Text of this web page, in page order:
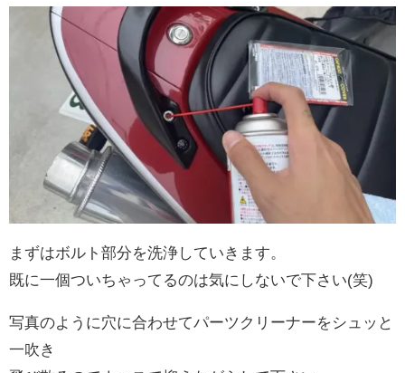
まずはボルト部分を洗浄していきます。
既に一個ついちゃってるのは気にしないで下さい(笑)
写真のように穴に合わせてパーツクリーナーをシュッと
一吹き